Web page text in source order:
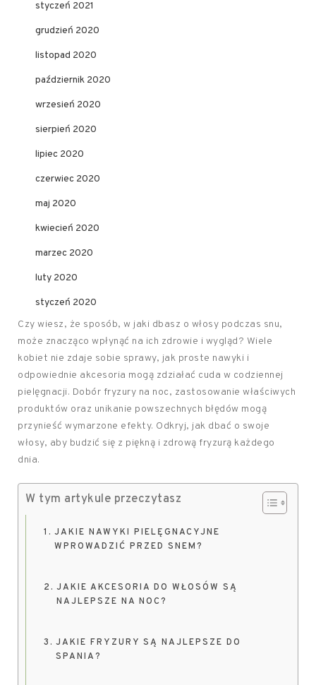
styczeń 2021
grudzień 2020
listopad 2020
październik 2020
wrzesień 2020
sierpień 2020
lipiec 2020
czerwiec 2020
maj 2020
kwiecień 2020
marzec 2020
luty 2020
styczeń 2020
Czy wiesz, że sposób, w jaki dbasz o włosy podczas snu,
może znacząco wpłynąć na ich zdrowie i wygląd? Wiele
kobiet nie zdaje sobie sprawy, jak proste nawyki i
odpowiednie akcesoria mogą zdziałać cuda w codziennej
pielęgnacji. Dobór fryzury na noc, zastosowanie właściwych
produktów oraz unikanie powszechnych błędów mogą
przynieść wymarzone efekty. Odkryj, jak dbać o swoje
włosy, aby budzić się z piękną i zdrową fryzurą każdego
dnia.
W tym artykule przeczytasz
JAKIE NAWYKI PIELĘGNACYJNE
WPROWADZIĆ PRZED SNEM?
JAKIE AKCESORIA DO WŁOSÓW SĄ
NAJLEPSZE NA NOC?
JAKIE FRYZURY SĄ NAJLEPSZE DO
SPANIA?